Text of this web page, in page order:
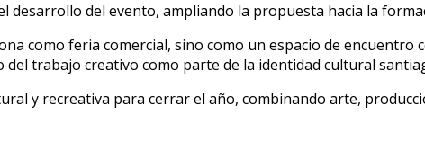
del evento, ampliando la propuesta hacia la
como feria comercial, sino como un espacio de
trabajo creativo como parte de la identidad cultural
y recreativa para cerrar el año, combinando arte,